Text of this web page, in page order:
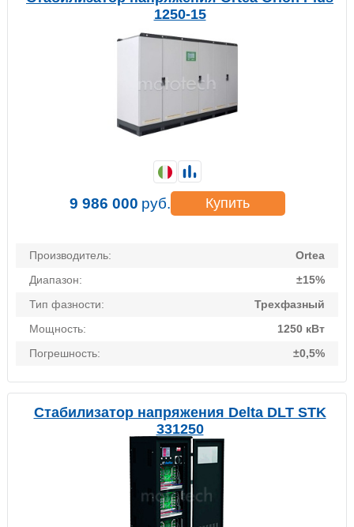
1250-15
Производитель:
Ortea
Диапазон:
±15%
Тип фазности:
Трехфазный
Мощность:
1250 кВт
Погрешность:
±0,5%
9 986 000 руб. Купить
Стабилизатор напряжения Delta DLT STK
331250